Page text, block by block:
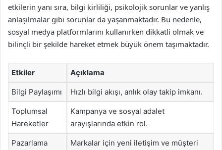
etkilerin yanı sıra, bilgi kirliliği, psikolojik sorunlar ve yanlış
anlaşılmalar gibi sorunlar da yaşanmaktadır. Bu nedenle,
sosyal medya platformlarını kullanırken dikkatli olmak ve
bilinçli bir şekilde hareket etmek büyük önem taşımaktadır.
Etkiler Açıklama
Bilgi Paylaşımı Hızlı bilgi akışı, anlık olay takip imkanı.
Toplumsal
Hareketler
Kampanya ve sosyal adalet
arayışlarında etkin rol.
Pazarlama
Markalar için yeni iletişim ve müşteri